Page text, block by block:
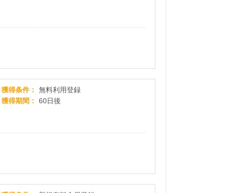
獲得条件
無料利用登録
獲得期間
60日後